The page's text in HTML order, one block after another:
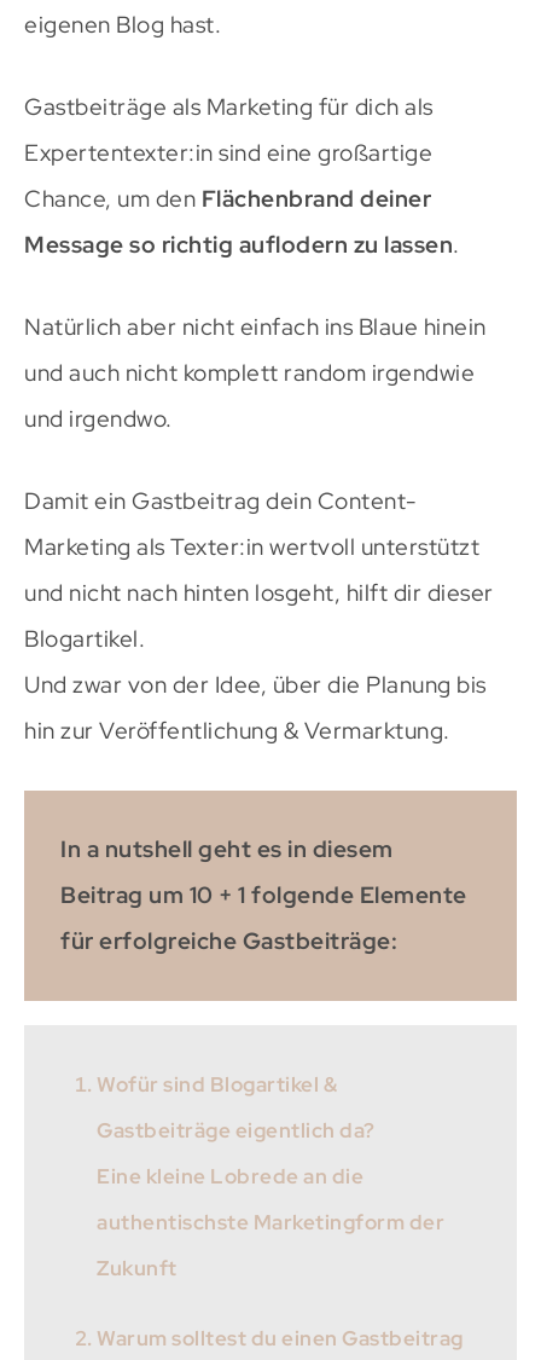
eigenen Blog hast.
Gastbeiträge als Marketing für dich als
Expertentexter:in sind eine großartige
Chance, um den Flächenbrand deiner
Message so richtig auflodern zu lassen.
Natürlich aber nicht einfach ins Blaue hinein
und auch nicht komplett random irgendwie
und irgendwo.
Damit ein Gastbeitrag dein Content-
Marketing als Texter:in wertvoll unterstützt
und nicht nach hinten losgeht, hilft dir dieser
Blogartikel.
Und zwar von der Idee, über die Planung bis
hin zur Veröffentlichung & Vermarktung.
In a nutshell geht es in diesem
Beitrag um 10 + 1 folgende Elemente
für erfolgreiche Gastbeiträge:
Wofür sind Blogartikel &
Gastbeiträge eigentlich da?
Eine kleine Lobrede an die
authentischste Marketingform der
Zukunft
Warum solltest du einen Gastbeitrag